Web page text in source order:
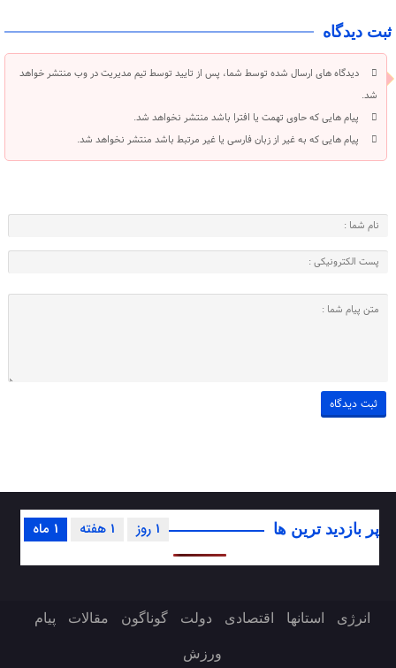
ثبت دیدگاه
دیدگاه های ارسال شده توسط شما، پس از تایید توسط تیم مدیریت در وب منتشر خواهد
شد.
پیام هایی که حاوی تهمت یا افترا باشد منتشر نخواهد شد.
پیام هایی که به غیر از زبان فارسی یا غیر مرتبط باشد منتشر نخواهد شد.
پر بازدید ترین ها 1 ماه 1 هفته 1 روز
انرژی استانها اقتصادی دولت گوناگون مقالات پیام
ورزش